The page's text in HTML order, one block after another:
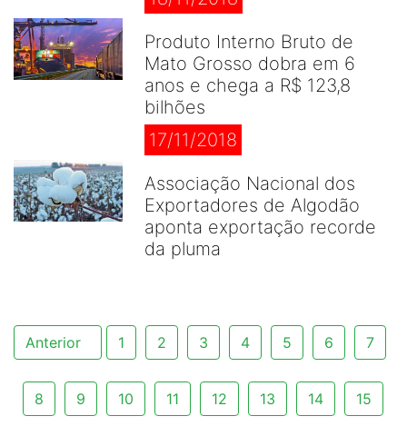
Produto Interno Bruto de
Mato Grosso dobra em 6
anos e chega a R$ 123,8
bilhões
17/11/2018
Associação Nacional dos
Exportadores de Algodão
aponta exportação recorde
da pluma
Anterior 1 2 3 4 5 6 7
8 9 10 11 12 13 14 15